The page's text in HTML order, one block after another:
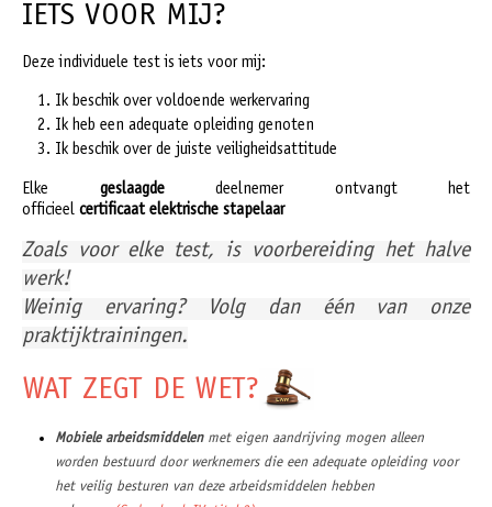
IETS VOOR MIJ?
Deze individuele test is iets voor mij:
Ik beschik over voldoende werkervaring
Ik heb een adequate opleiding genoten
Ik beschik over de juiste veiligheidsattitude
Elke geslaagdedeelnemer ontvangt het
officieel certificaat elektrische stapelaar
Zoals voor elke test, is voorbereiding het halve
werk!
Weinig ervaring? Volg dan één van onze
praktijktrainingen.
WAT ZEGT DE WET?
Mobiele arbeidsmiddelenmet eigen aandrijving mogen alleen
worden bestuurd door werknemers die een adequate opleiding voor
het veilig besturen van deze arbeidsmiddelen hebben